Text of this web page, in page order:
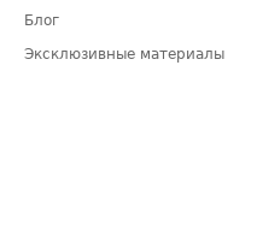
Блог
Эксклюзивные материалы